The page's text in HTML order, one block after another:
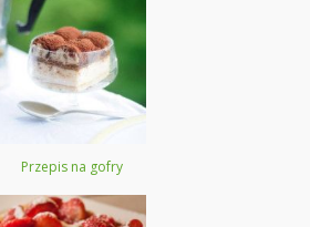
Przepis na gofry